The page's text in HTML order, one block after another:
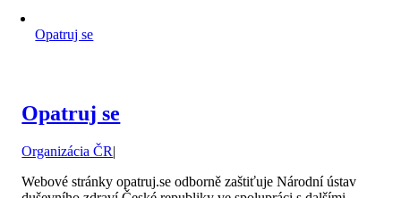
Opatruj se
Opatruj se
Organizácia ČR|
Webové stránky opatruj.se odborně zaštiťuje Národní ústav